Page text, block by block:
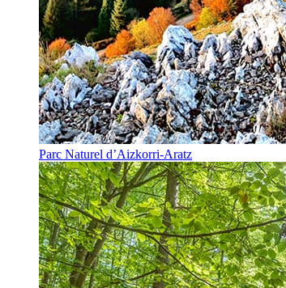
Parc Naturel d’Aizkorri-Aratz